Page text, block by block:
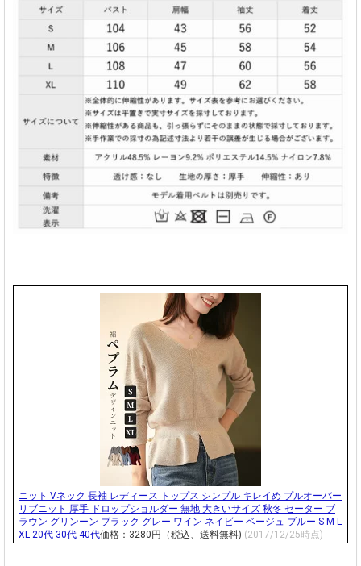
ニット Vネック 長袖 レディース トップス シンプル キレイめ プルオーバー
リブニット 厚手 ドロップショルダー 無地 大きいサイズ 秋冬 セーター ブ
ラウン グリンーン ブラック グレー ワイン ネイビー ベージュ ブルー S M L
XL 20代 30代 40代価格：3280円（税込、送料無料) (2017/12/25時点)